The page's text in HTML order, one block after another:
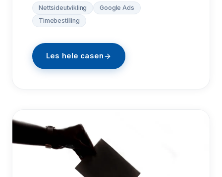
Nettsideutvikling
Google Ads
Timebestilling
Les hele casen